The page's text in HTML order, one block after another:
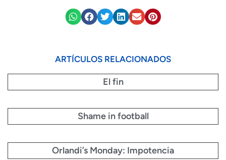
ARTÍCULOS RELACIONADOS
El fin
Shame in football
Orlandi’s Monday: Impotencia